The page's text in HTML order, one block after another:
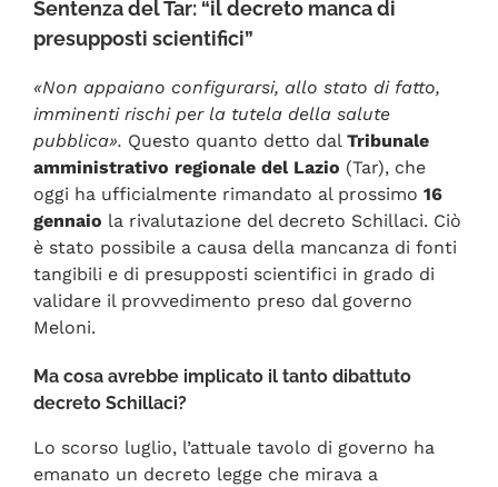
Sentenza del Tar: “il decreto manca di
presupposti scientifici”
«Non appaiano configurarsi, allo stato di fatto,
imminenti rischi per la tutela della salute
pubblica». Questo quanto detto dal Tribunale
amministrativo regionale del Lazio (Tar), che
oggi ha ufficialmente rimandato al prossimo 16
gennaio la rivalutazione del decreto Schillaci. Ciò
è stato possibile a causa della mancanza di fonti
tangibili e di presupposti scientifici in grado di
validare il provvedimento preso dal governo
Meloni.
Ma cosa avrebbe implicato il tanto dibattuto
decreto Schillaci?
Lo scorso luglio, l’attuale tavolo di governo ha
emanato un decreto legge che mirava a